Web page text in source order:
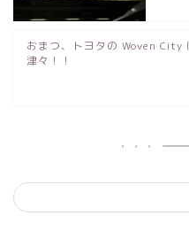
おまつ、トヨタの Woven City
津々！！